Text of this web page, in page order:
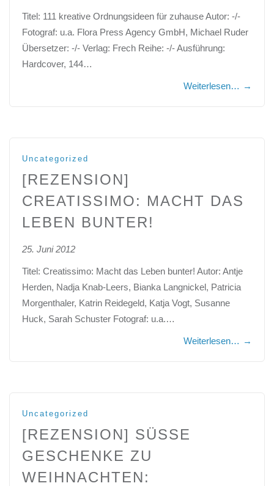
Titel: 111 kreative Ordnungsideen für zuhause Autor: -/-
Fotograf: u.a. Flora Press Agency GmbH, Michael Ruder
Übersetzer: -/- Verlag: Frech Reihe: -/- Ausführung:
Hardcover, 144…
Weiterlesen… →
Uncategorized
[REZENSION]
CREATISSIMO: MACHT DAS
LEBEN BUNTER!
25. Juni 2012
Titel: Creatissimo: Macht das Leben bunter! Autor: Antje
Herden, Nadja Knab-Leers, Bianka Langnickel, Patricia
Morgenthaler, Katrin Reidegeld, Katja Vogt, Susanne
Huck, Sarah Schuster Fotograf: u.a.…
Weiterlesen… →
Uncategorized
[REZENSION] SÜSSE G
ESCHENKE ZU W
EIHNACHTEN: L